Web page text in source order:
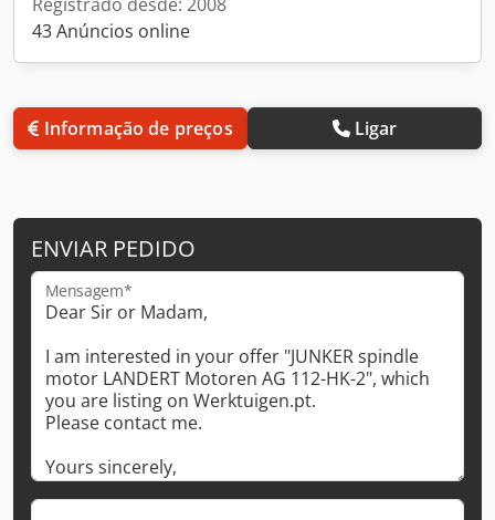
43 Anúncios online
Informação de preços Ligar
ENVIAR PEDIDO
Mensagem*